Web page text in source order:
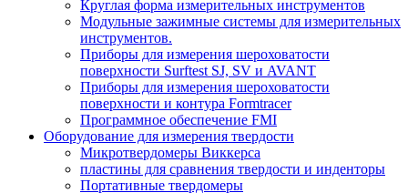
Круглая форма измерительных инструментов
Модульные зажимные системы для измерительных
инструментов.
Приборы для измерения шероховатости
поверхности Surftest SJ, SV и AVANT
Приборы для измерения шероховатости
поверхности и контура Formtracer
Программное обеспечение FMI
Оборудование для измерения твердости
Микротвердомеры Виккерса
пластины для сравнения твердости и инденторы
Портативные твердомеры